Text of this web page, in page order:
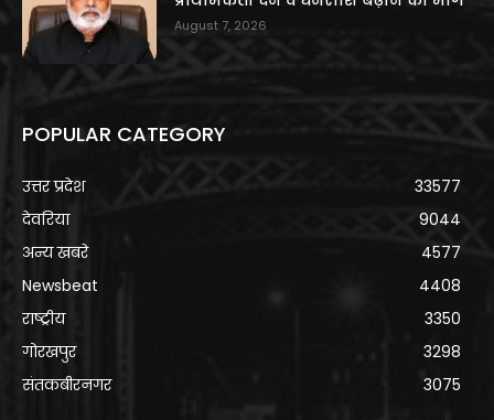
August 7, 2026
POPULAR CATEGORY
उत्तर प्रदेश
33577
देवरिया
9044
अन्य खबरे
4577
Newsbeat
4408
राष्ट्रीय
3350
गोरखपुर
3298
संतकबीरनगर
3075